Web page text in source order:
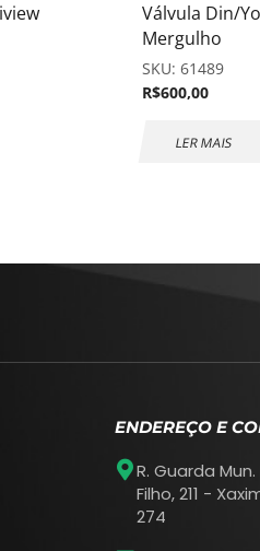
Válvula Din/
Mergulho
SKU: 61489
R$600,00
LER MAIS
ENDEREÇO E
R. Guarda
Filho, 211 -
274